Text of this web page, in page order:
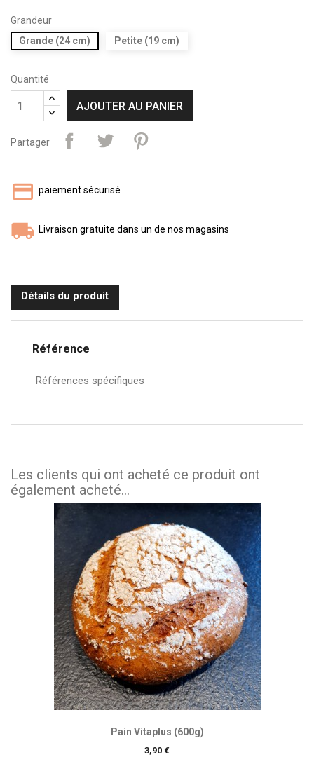
Grandeur
Grande (24 cm)
Petite (19 cm)
Quantité
AJOUTER AU PANIER
Partager
paiement sécurisé
Livraison gratuite dans un de nos magasins
Détails du produit
Référence
Références spécifiques
Les clients qui ont acheté ce produit ont
également acheté...
Pain Vitaplus (600g)
Prix
3,90 €